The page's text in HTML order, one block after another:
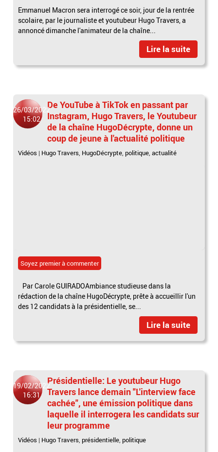
Emmanuel Macron sera interrogé ce soir, jour de la rentrée
scolaire, par le journaliste et youtubeur Hugo Travers, a
annoncé dimanche l'animateur de la chaîne...
Lire la suite
26/03/2022
15:02
De YouTube à TikTok en passant par
Instagram, Hugo Travers, le Youtubeur
de la chaîne HugoDécrypte, donne un
coup de jeune à l'actualité politique
Vidéos | Hugo Travers, HugoDécrypte, politique,actualité
Soyez premier à commenter
Par Carole GUIRADOAmbiance studieuse dans la
rédaction de la chaîne HugoDécrypte, prête à accueillir l'un
des 12 candidats à la présidentielle, se...
Lire la suite
19/02/2022
16:31
Présidentielle: Le youtubeur Hugo
Travers lance demain "L'interview face
cachée", une émission politique dans
laquelle il interrogera les candidats sur
leur programme
Vidéos | Hugo Travers, présidentielle, politique